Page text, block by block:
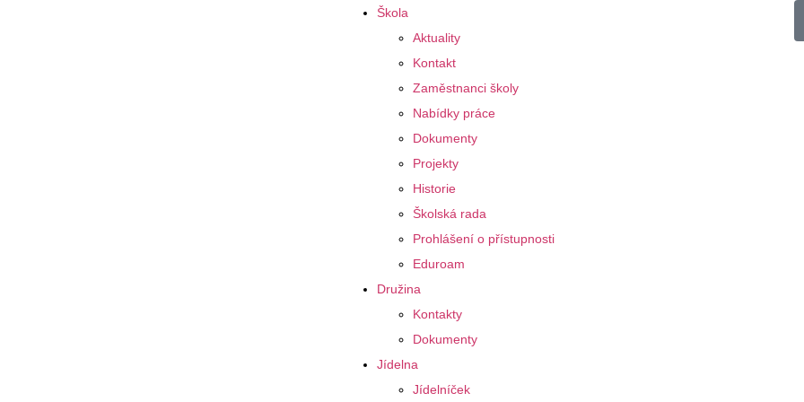
Škola
Aktuality
Kontakt
Zaměstnanci školy
Nabídky práce
Dokumenty
Projekty
Historie
Školská rada
Prohlášení o přístupnosti
Eduroam
Družina
Kontakty
Dokumenty
Jídelna
Jídelníček